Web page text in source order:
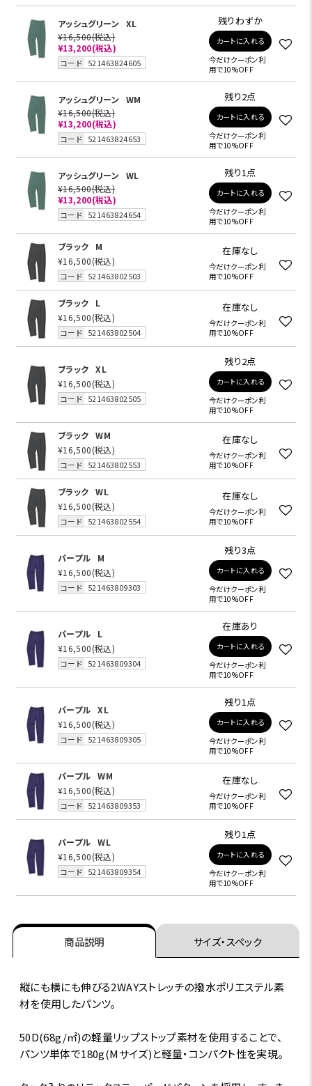
アッシュグリーン XL
¥16,500(税込)
¥13,200(税込)
コード 521463824605
残りわずか
カートに入れる
今だけクーポン利
用で10%OFF
アッシュグリーン WM
¥16,500(税込)
¥13,200(税込)
コード 521463824653
残り2点
カートに入れる
今だけクーポン利
用で10%OFF
アッシュグリーン WL
¥16,500(税込)
¥13,200(税込)
コード 521463824654
残り1点
カートに入れる
今だけクーポン利
用で10%OFF
ブラック
M
¥16,500(税込)
コード 521463802503
在庫なし
今だけクーポン利
用で10%OFF
ブラック
L
¥16,500(税込)
コード 521463802504
在庫なし
今だけクーポン利
用で10%OFF
ブラック
XL
¥16,500(税込)
コード 521463802505
残り2点
カートに入れる
今だけクーポン利
用で10%OFF
ブラック
WM
¥16,500(税込)
コード 521463802553
在庫なし
今だけクーポン利
用で10%OFF
ブラック
WL
¥16,500(税込)
コード 521463802554
在庫なし
今だけクーポン利
用で10%OFF
パープル
M
¥16,500(税込)
コード 521463809303
残り3点
カートに入れる
今だけクーポン利
用で10%OFF
パープル
L
¥16,500(税込)
コード 521463809304
在庫あり
カートに入れる
今だけクーポン利
用で10%OFF
パープル
XL
¥16,500(税込)
コード 521463809305
残り1点
カートに入れる
今だけクーポン利
用で10%OFF
パープル
WM
¥16,500(税込)
コード 521463809353
在庫なし
今だけクーポン利
用で10%OFF
パープル
WL
¥16,500(税込)
コード 521463809354
残り1点
カートに入れる
今だけクーポン利
用で10%OFF
商品説明 サイズ・スペック
縦にも横にも伸びる2WAYストレッチの撥水ポリエステル素
材を使用したパンツ。
50D(68g/㎡)の軽量リップストップ素材を使用することで、
パンツ単体で180g(Mサイズ)と軽量・コンパクト性を実現。